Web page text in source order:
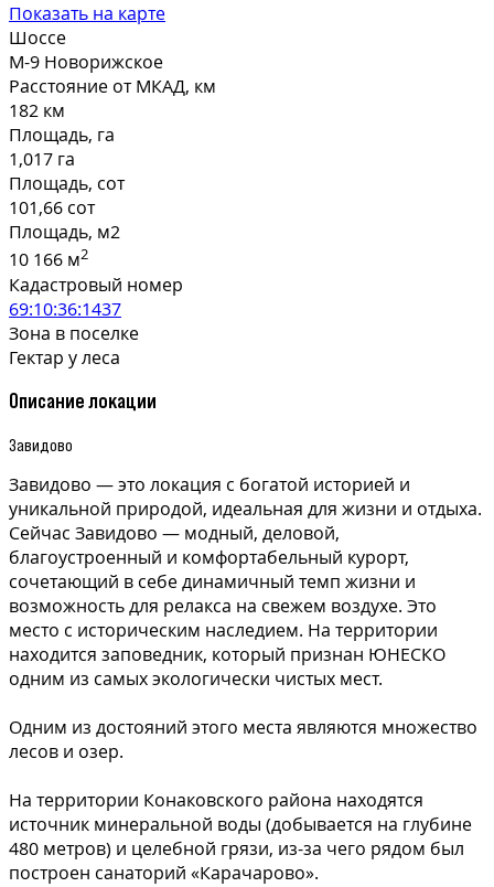
Показать на карте
Шоссе
М-9 Новорижское
Расстояние от МКАД, км
182 км
Площадь, га
1,017 га
Площадь, сот
101,66 сот
Площадь, м2
10 166 м2
Кадастровый номер
69:10:36:1437
Зона в поселке
Гектар у леса
Описание локации
Завидово
Завидово — это локация с богатой историей и
уникальной природой, идеальная для жизни и отдыха.
Сейчас Завидово — модный, деловой,
благоустроенный и комфортабельный курорт,
сочетающий в себе динамичный темп жизни и
возможность для релакса на свежем воздухе. Это
место с историческим наследием. На территории
находится заповедник, который признан ЮНЕСКО
одним из самых экологически чистых мест.
Одним из достояний этого места являются множество
лесов и озер.
На территории Конаковского района находятся
источник минеральной воды (добывается на глубине
480 метров) и целебной грязи, из-за чего рядом был
построен санаторий «Карачарово».